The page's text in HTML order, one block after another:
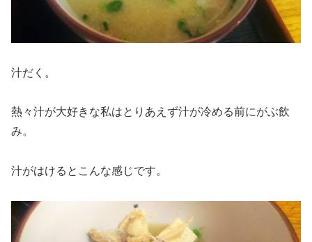
汁だく。
熱々汁が大好きな私はとりあえず汁が冷める前にがぶ飲
み。
汁がはけるとこんな感じです。